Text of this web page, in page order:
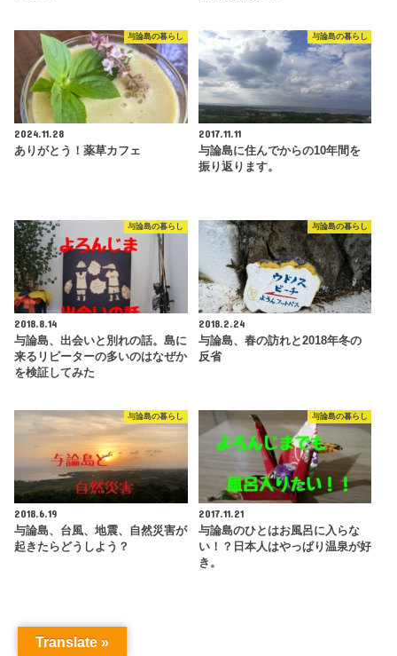
与論島の暮らし
2024.11.28
ありがとう！薬草カフェ
与論島の暮らし
2017.11.11
与論島に住んでからの10年間を
振り返ります。
与論島の暮らし
2018.8.14
与論島、出会いと別れの話。島に
来るリピーターの多いのはなぜか
を検証してみた
与論島の暮らし
2018.2.24
与論島、春の訪れと2018年冬の
反省
与論島の暮らし
2018.6.19
与論島、台風、地震、自然災害が
起きたらどうしよう？
与論島の暮らし
2017.11.21
与論島のひとはお風呂に入らな
い！？日本人はやっぱり温泉が好
き。
Translate »